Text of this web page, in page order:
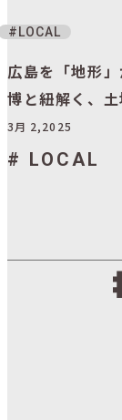
LOCAL
広島を「地形
博と紐解く、
3月 2,2025
LOCAL